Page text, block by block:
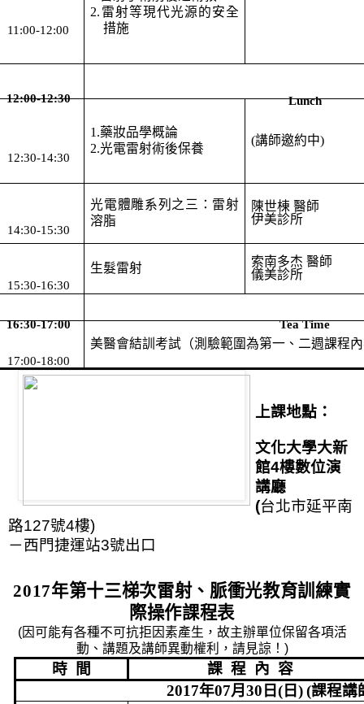
11:00-12:00
2. 雷射等現代光源的安全
措施
12:00-12:30 Lunch
12:30-14:30
1.藥妝品學概論
2.光電雷射術後保養
(講師邀約中)
14:30-15:30
光電體雕系列之三：雷射
溶脂
陳世棟 醫師
伊美診所
15:30-16:30
生髮雷射
索南多杰 醫師
儀美診所
16:30-17:00 Tea Time
17:00-18:00
美醫會結訓考試（測驗範圍為第一、二週課程
上課地點：
文化大學大新
館4樓數位演
講廳
(台北市延平南
路127號4樓)
－西門捷運站3號出口
2017年第十三梯次雷射、脈衝光教育訓練實
際操作課程表
(因可能有各種不可抗拒因素產生，故主辦單位保留各項活
動、講題及講師異動權利，請見諒！ )
時 間 課 程 內 容
2017年07月 30 日 (日 ) (課程講